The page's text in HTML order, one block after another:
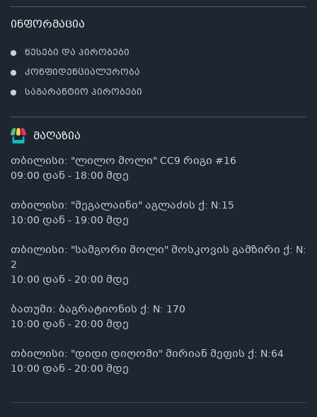
ინფორმაცია
წესები და პირობები
კონფიდენციალურობა
საგარანტიო პირობები
მაღაზია
თბილისი: "ლილო მოლი" CC9 რიგი #16
09:00 დან - 18:00 მდე
თბილისი: "მეგალაინი" აგლაძის ქ: N:15
10:00 დან - 19:00 მდე
თბილისი: "სამგორი მოლი" მოსკოვის გამზირი ქ: N:
2
10:00 დან - 20:00 მდე
ბათუმი: ბაგრატიონის ქ: N: 170
10:00 დან - 20:00 მდე
თბილისი: "დიდი დიღომი" მირიან მეფის ქ: N:64
10:00 დან - 20:00 მდე